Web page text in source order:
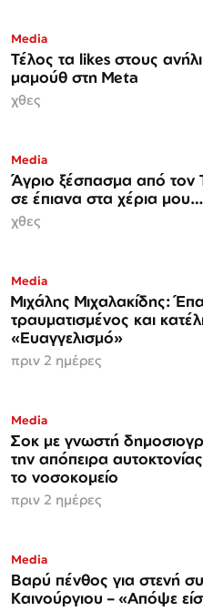
Media
Τέλος τα likes στους
μαμούθ στη Meta
χθες
Media
Άγριο ξέσπασμα από τον
σε έπιανα στα χέρια
χθες
Media
Μιχάλης Μιχαλακίδης:
τραυματισμένος και
«Ευαγγελισμό»
πριν 2 ημέρες
Media
Σοκ με γνωστή
την απόπειρα
το νοσοκομείο
πριν 2 ημέρες
Media
Βαρύ πένθος για στενή
Καινούργιου – «Απόψε